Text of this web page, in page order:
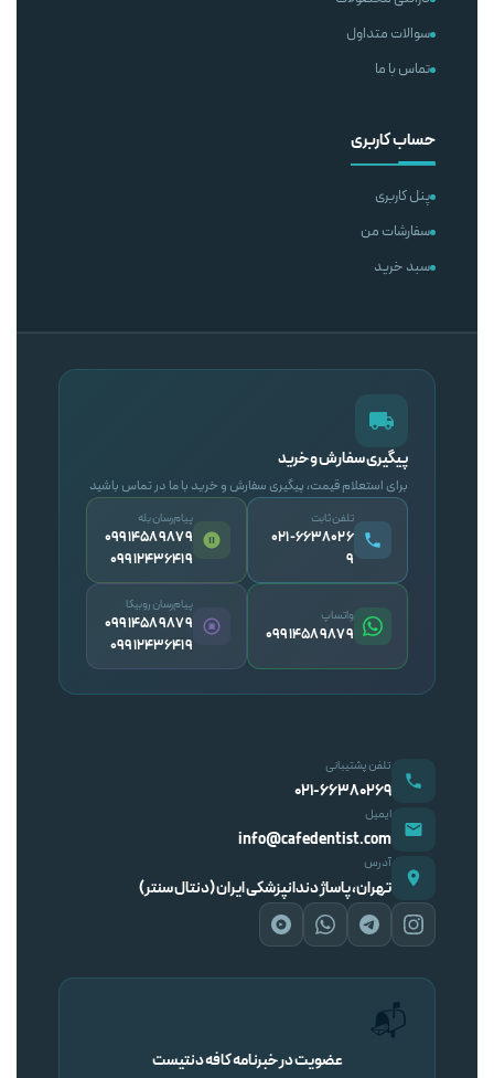
سوالات متداول
تماس با ما
حساب کاربری
پنل کاربری
سفارشات من
سبد خرید
پیگیری سفارش و خرید
برای استعلام قیمت، پیگیری سفارش و خرید با ما در تماس باشید
تلفن ثابت
۰۲۱-۶۶۳۸۰۲۶
۹
پیام‌رسان بله
09914589879
09912436419
واتساپ
09914589879
پیام‌رسان روبیکا
09914589879
09912436419
تلفن پشتیبانی
۰۲۱-۶۶۳۸۰۲۶۹
ایمیل
info@cafedentist.com
آدرس
تهران، پاساژ دندانپزشکی ایران (دنتال سنتر)
📬
عضویت در خبرنامه کافه دنتیست